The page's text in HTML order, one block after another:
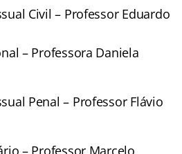
Civil – Professor Eduardo
– Professora Daniela
Penal – Professor Flávio
– Professor Marcelo